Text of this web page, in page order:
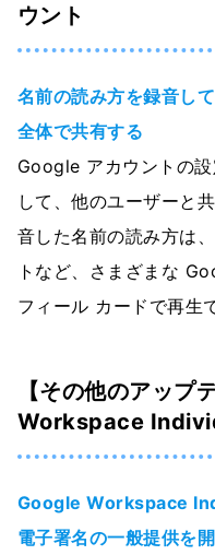
ウント
名前の読み方を録音し
全体で共有する
Google アカウントの
して、他のユーザーと
音した名前の読み方は
トなど、さまざまな
フィール カードで再生
【その他のアップ
Workspace
Google Workspace
電子署名の一般提供を